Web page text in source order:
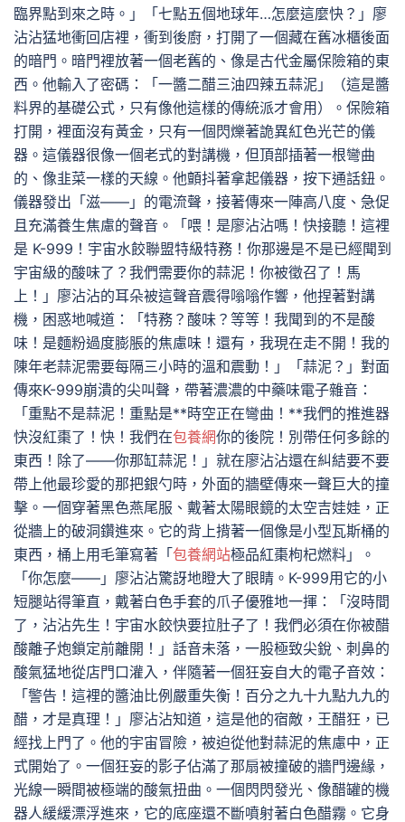
臨界點到來之時。」「七點五個地球年…怎麼這麼快？」廖
沾沾猛地衝回店裡，衝到後廚，打開了一個藏在舊冰櫃後面
的暗門。暗門裡放著一個老舊的、像是古代金屬保險箱的東
西。他輸入了密碼：「一醬二醋三油四辣五蒜泥」（這是醬
料界的基礎公式，只有像他這樣的傳統派才會用）。保險箱
打開，裡面沒有黃金，只有一個閃爍著詭異紅色光芒的儀
器。這儀器很像一個老式的對講機，但頂部插著一根彎曲
的、像韭菜一樣的天線。他顫抖著拿起儀器，按下通話鈕。
儀器發出「滋——」的電流聲，接著傳來一陣高八度、急促
且充滿養生焦慮的聲音。「喂！是廖沾沾嗎！快接聽！這裡
是 K-999！宇宙水餃聯盟特級特務！你那邊是不是已經聞到
宇宙級的酸味了？我們需要你的蒜泥！你被徵召了！馬
上！」廖沾沾的耳朵被這聲音震得嗡嗡作響，他捏著對講
機，困惑地喊道：「特務？酸味？等等！我聞到的不是酸
味！是麵粉過度膨脹的焦慮味！還有，我現在走不開！我的
陳年老蒜泥需要每隔三小時的溫和震動！」「蒜泥？」對面
傳來K-999崩潰的尖叫聲，帶著濃濃的中藥味電子雜音：
「重點不是蒜泥！重點是**時空正在彎曲！**我們的推進器
快沒紅棗了！快！我們在包養網你的後院！別帶任何多餘的
東西！除了——你那缸蒜泥！」就在廖沾沾還在糾結要不要
帶上他最珍愛的那把銀勺時，外面的牆壁傳來一聲巨大的撞
擊。一個穿著黑色燕尾服、戴著太陽眼鏡的太空吉娃娃，正
從牆上的破洞鑽進來。它的背上揹著一個像是小型瓦斯桶的
東西，桶上用毛筆寫著「包養網站極品紅棗枸杞燃料」。
「你怎麼——」廖沾沾驚訝地瞪大了眼睛。K-999用它的小
短腿站得筆直，戴著白色手套的爪子優雅地一揮：「沒時間
了，沾沾先生！宇宙水餃快要拉肚子了！我們必須在你被醋
酸離子炮鎖定前離開！」話音未落，一股極致尖銳、刺鼻的
酸氣猛地從店門口灌入，伴隨著一個狂妄自大的電子音效：
「警告！這裡的醬油比例嚴重失衡！百分之九十九點九九的
醋，才是真理！」廖沾沾知道，這是他的宿敵，王醋狂，已
經找上門了。他的宇宙冒險，被迫從他對蒜泥的焦慮中，正
式開始了。一個狂妄的影子佔滿了那扇被撞破的牆門邊緣，
光線一瞬間被極端的酸氣扭曲。一個閃閃發光、像醋罐的機
器人緩緩漂浮進來，它的底座還不斷噴射著白色醋霧。它身